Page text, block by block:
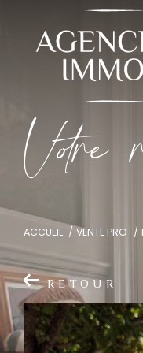
Vore
ACCUEIL VENTE PRO
RETOUR